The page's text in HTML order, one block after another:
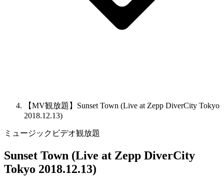
【MV観放題】Sunset Town (Live at Zepp DiverCity Tokyo
2018.12.13)
ミュージックビデオ観放題
Sunset Town (Live at Zepp DiverCity
Tokyo 2018.12.13)